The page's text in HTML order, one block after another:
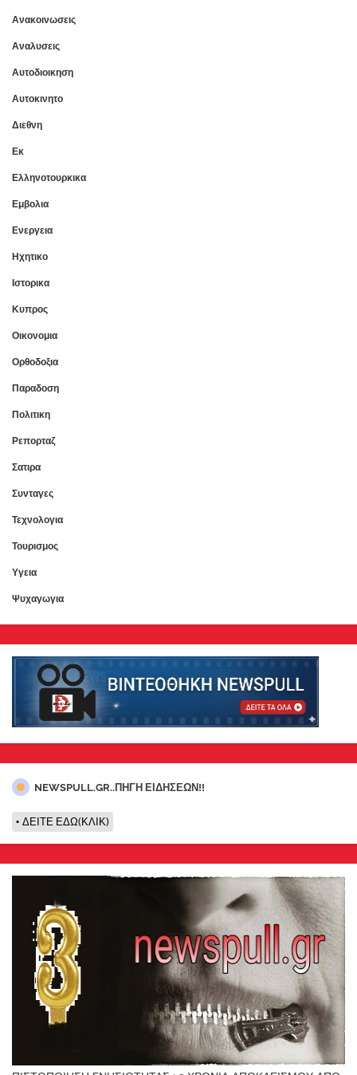
Ανακοινωσεις
Αναλυσεις
Αυτοδιοικηση
Αυτοκινητο
Διεθνη
Εκ
Ελληνοτουρκικα
Εμβολια
Ενεργεια
Ηχητικο
Ιστορικα
Κυπρος
Οικονομια
Ορθοδοξια
Παραδοση
Πολιτικη
Ρεπορταζ
Σατιρα
Συνταγες
Τεχνολογια
Τουρισμος
Υγεια
Ψυχαγωγια
NEWSPULL.GR..ΠΗΓΗ ΕΙΔΗΣΕΩΝ!!
ΔΕΙΤΕ ΕΔΩ(ΚΛΙΚ)